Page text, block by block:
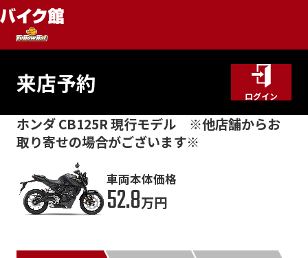
来店予約 ログイン
ホンダ CB125R 現行モデル ※他店舗からお
取り寄せの場合がございます※
車両本体価格
52.8万円